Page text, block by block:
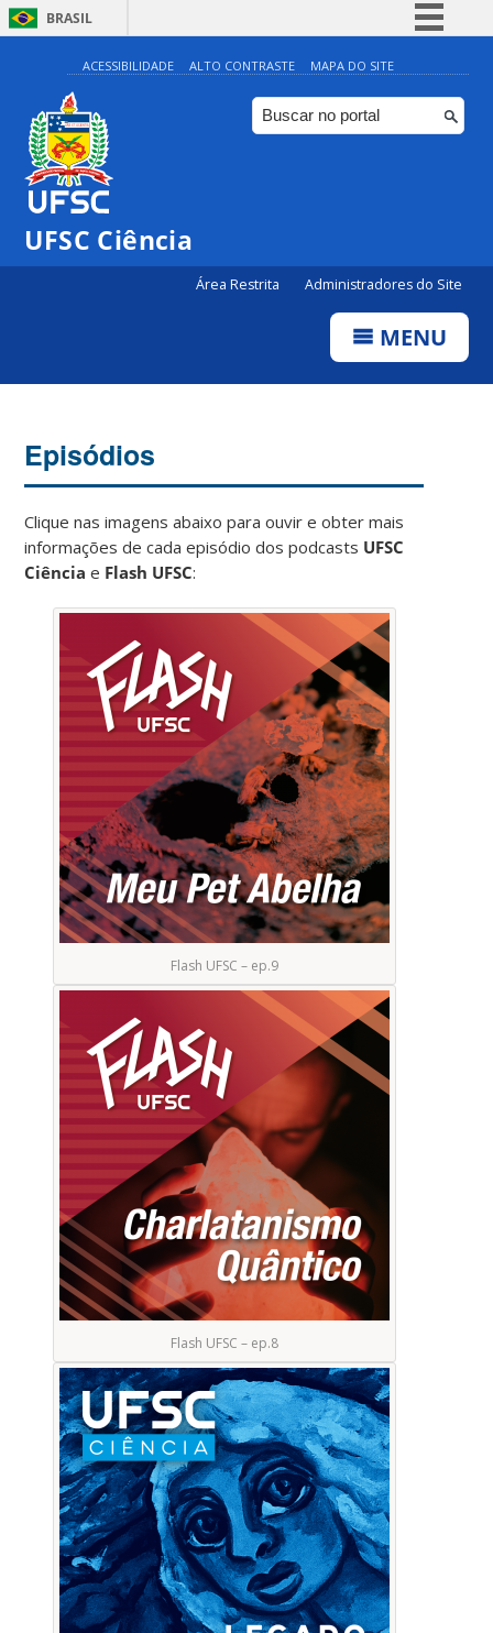
BRASIL
Simplifique!
Comunica BR
Participe
ACESSIBILIDADE ALTO CONTRASTE MAPA DO SITE
UFSC Ciência
Área Restrita Administradores do Site
MENU
Episódios
Clique nas imagens abaixo para ouvir e obter mais
informações de cada episódio dos podcasts UFSC
Ciênciae Flash UFSC:
Flash UFSC – ep.9
Flash UFSC – ep.8